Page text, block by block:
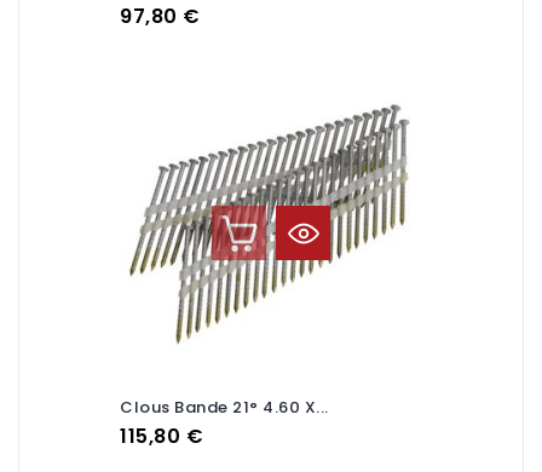
Prix
97,80 €
Clous Bande 21° 4.60 X...
Prix
115,80 €